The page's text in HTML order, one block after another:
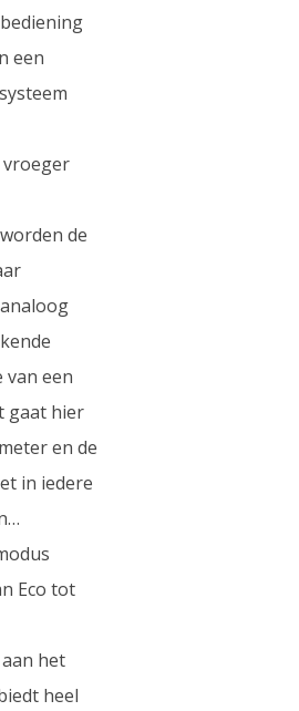
een
vroeger
de
van een
gaat hier
en de
in iedere
Eco tot
het
heel